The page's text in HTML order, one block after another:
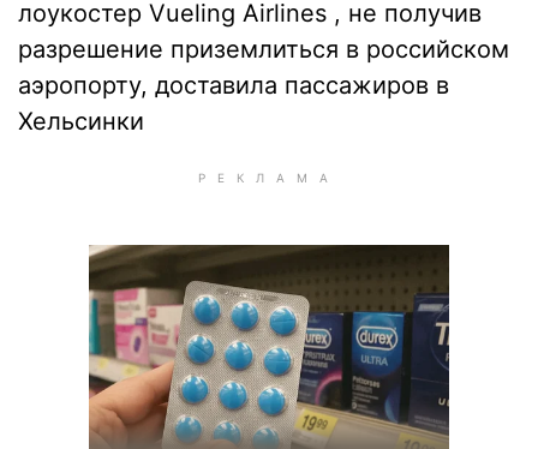
лоукостер Vueling Airlines , не получив
разрешение приземлиться в российском
аэропорту, доставила пассажиров в
Хельсинки